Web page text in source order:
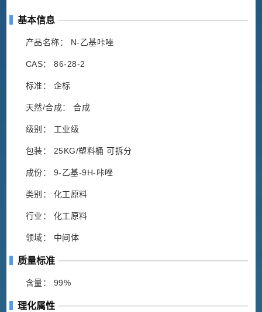
基本信息
产品名称： N-乙基咔唑
CAS： 86-28-2
标准： 企标
天然/合成： 合成
级别： 工业级
包装： 25KG/塑料桶 可拆分
成份： 9-乙基-9H-咔唑
类别： 化工原料
行业： 化工原料
领域： 中间体
质量标准
含量： 99%
理化属性